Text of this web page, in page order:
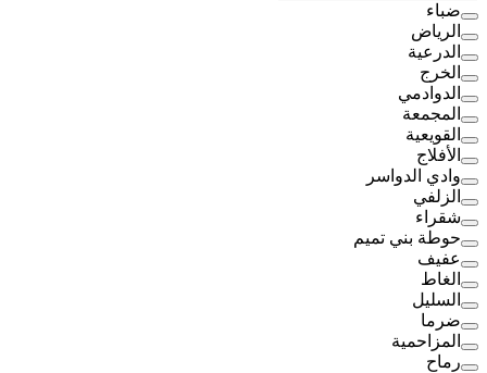
ضباء
الرياض
الدرعية
الخرج
الدوادمي
المجمعة
القويعية
الأفلاج
وادي الدواسر
الزلفي
شقراء
حوطة بني تميم
عفيف
الغاط
السليل
ضرما
المزاحمية
رماح